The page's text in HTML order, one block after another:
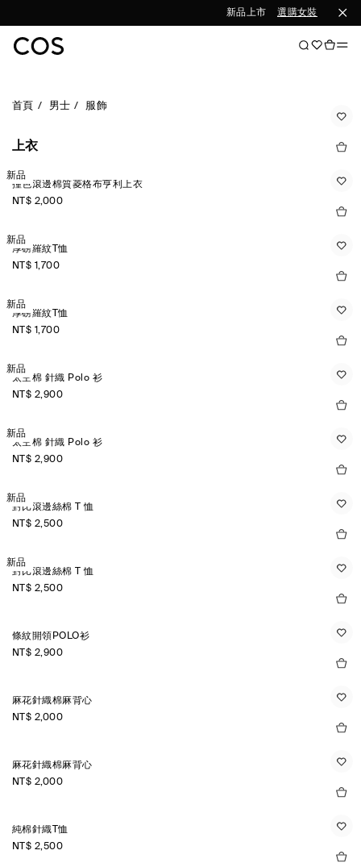
新品上市 選購女裝 選購男裝
首頁 男士 服飾
上衣
新品
撞色滾邊棉質菱格布亨利上衣
NT$ 2,000
新品
厚磅羅紋T恤
NT$ 1,700
新品
厚磅羅紋T恤
NT$ 1,700
新品
太空棉 針織 Polo 衫
NT$ 2,900
新品
太空棉 針織 Polo 衫
NT$ 2,900
新品
對比滾邊絲棉 T 恤
NT$ 2,500
新品
對比滾邊絲棉 T 恤
NT$ 2,500
條紋開領POLO衫
NT$ 2,900
麻花針織棉麻背心
NT$ 2,000
麻花針織棉麻背心
NT$ 2,000
純棉針織T恤
NT$ 2,500